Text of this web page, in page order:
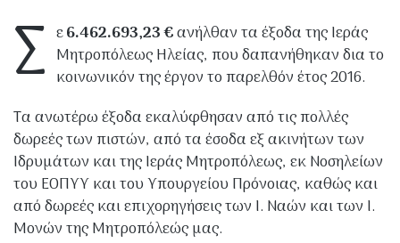
Σ ε6.462.693,23 €ανήλθαν τα έξοδα της Ιεράς
Μητροπόλεως Ηλείας, που δαπανήθηκαν δια το
κοινωνικόν της έργον το παρελθόν έτος 2016.
Τα ανωτέρω έξοδα εκαλύφθησαν από τις πολλές
δωρεές των πιστών, από τα έσοδα εξ ακινήτων των
Ιδρυμάτων και της Ιεράς Μητροπόλεως, εκ Νοσηλείων
του ΕΟΠΥΥ και του Υπουργείου Πρόνοιας, καθώς και
από δωρεές και επιχορηγήσεις των Ι. Ναών και των Ι.
Μονών της Μητροπόλεώς μας.